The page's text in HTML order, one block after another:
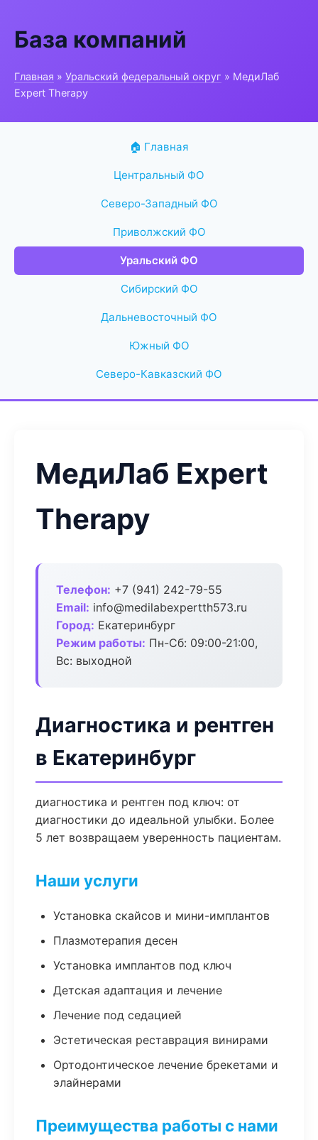
База компаний
Главная » Уральский федеральный округ » МедиЛаб
Expert Therapy
🏠 Главная
Центральный ФО
Северо-Западный ФО
Приволжский ФО
Уральский ФО
Сибирский ФО
Дальневосточный ФО
Южный ФО
Северо-Кавказский ФО
МедиЛаб Expert
Therapy
Телефон: +7 (941) 242-79-55
Email: info@medilabexpertth573.ru
Город: Екатеринбург
Режим работы: Пн-Сб: 09:00-21:00,
Вс: выходной
Диагностика и рентген
в Екатеринбург
диагностика и рентген под ключ: от
диагностики до идеальной улыбки. Более
5 лет возвращаем уверенность пациентам.
Наши услуги
Установка скайсов и мини-имплантов
Плазмотерапия десен
Установка имплантов под ключ
Детская адаптация и лечение
Лечение под седацией
Эстетическая реставрация винирами
Ортодонтическое лечение брекетами и
элайнерами
Преимущества работы с нами